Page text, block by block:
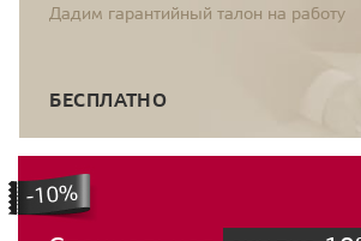
Дадим гарантийный талон на работу
БЕСПЛАТНО